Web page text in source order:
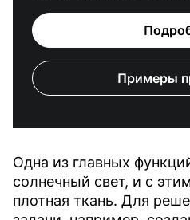
Примеры
Одна из главных
солнечный свет, и с
плотная ткань. Для